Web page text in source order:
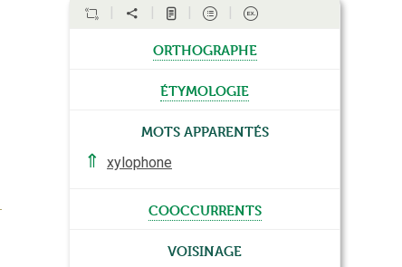
orthographe
étymologie
Mots apparentés
⇑
xylophone
cooccurrents
Voisinage